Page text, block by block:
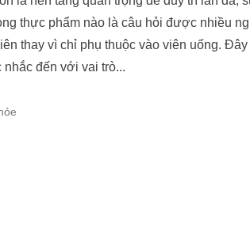
thực phẩm nào là câu hỏi được nhiều
thay vì chỉ phụ thuộc vào viên uống.
đến với vai trò...